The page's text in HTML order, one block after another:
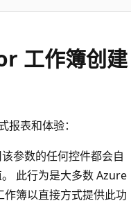
工作簿创建
表和体验：
参数的任何控件都会自
此行为是大多数 Azure
簿以直接方式提供此功